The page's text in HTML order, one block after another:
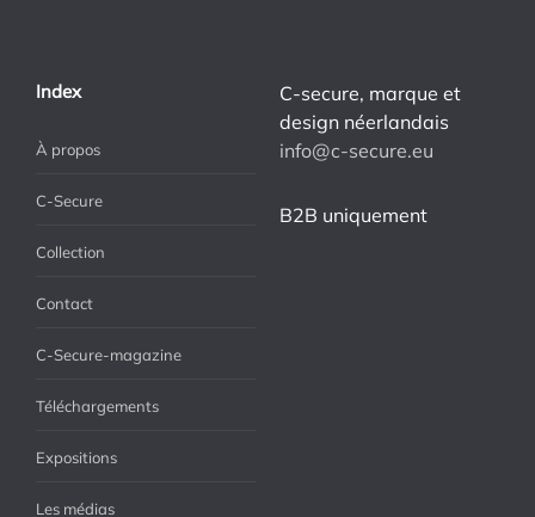
Index
À propos
C-Secure
Collection
Contact
C-Secure-magazine
Téléchargements
Expositions
Les médias
C-secure, marque et
design néerlandais
info@c-secure.eu
B2B uniquement